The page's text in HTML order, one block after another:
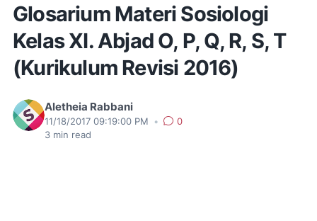
Glosarium Materi Sosiologi
Kelas XI. Abjad O, P, Q, R, S, T
(Kurikulum Revisi 2016)
Aletheia Rabbani
11/18/2017 09:19:00 PM •
0
3 min read